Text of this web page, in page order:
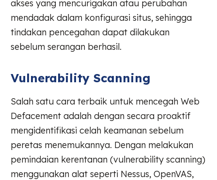
akses yang mencurigakan atau perubahan
mendadak dalam konfigurasi situs, sehingga
tindakan pencegahan dapat dilakukan
sebelum serangan berhasil.
Vulnerability Scanning
Salah satu cara terbaik untuk mencegah Web
Defacement adalah dengan secara proaktif
mengidentifikasi celah keamanan sebelum
peretas menemukannya. Dengan melakukan
pemindaian kerentanan (vulnerability scanning)
menggunakan alat seperti Nessus, OpenVAS,